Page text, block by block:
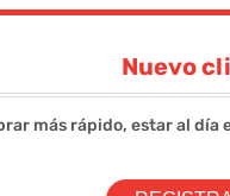
Nuevo
más rápido, estar al